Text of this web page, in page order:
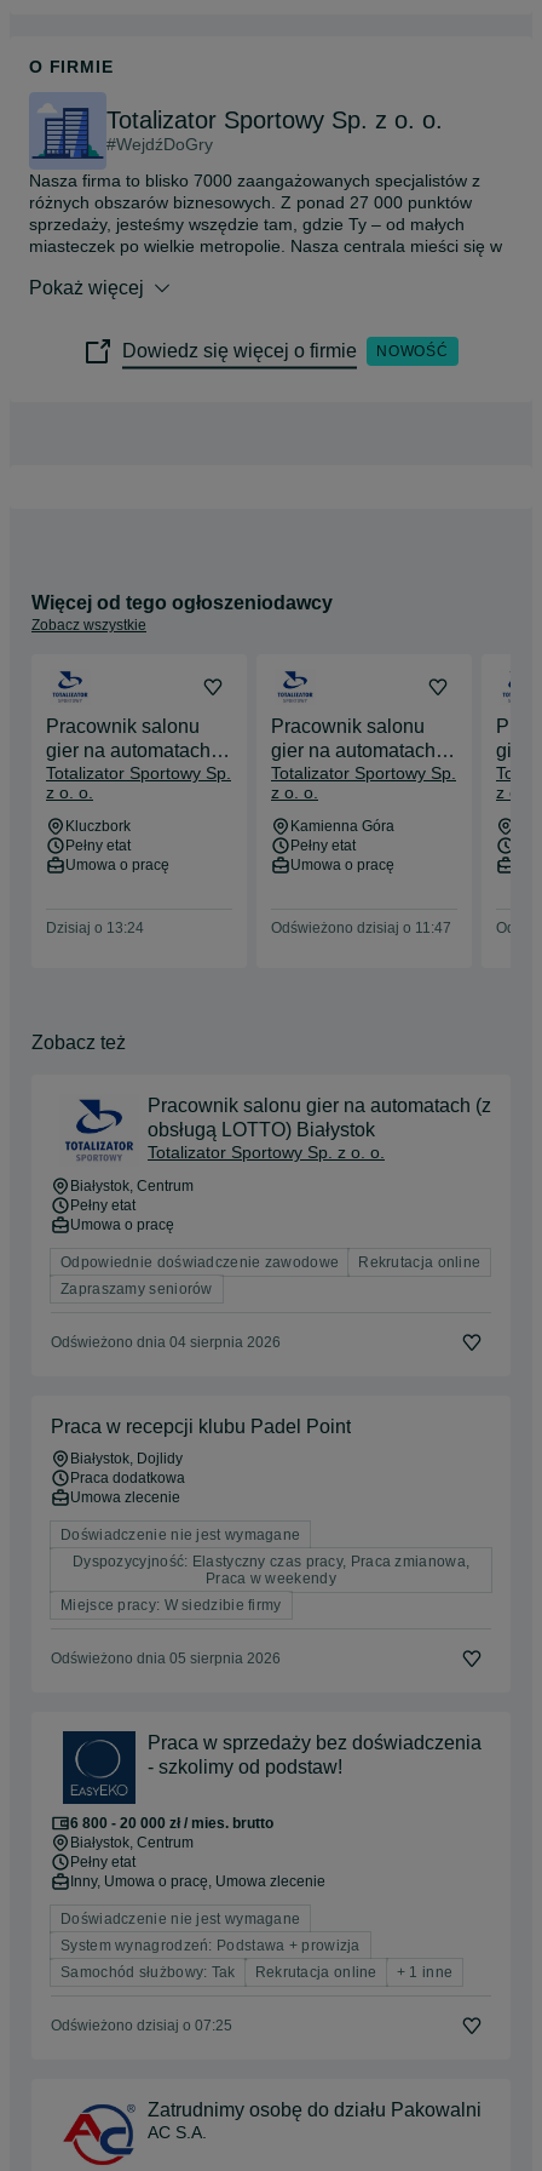
O FIRMIE
Totalizator Sportowy Sp. z o. o.
#WejdźDoGry
Nasza firma to blisko 7000 zaangażowanych specjalistów z
różnych obszarów biznesowych. Z ponad 27 000 punktów
sprzedaży, jesteśmy wszędzie tam, gdzie Ty – od małych
miasteczek po wielkie metropolie. Nasza centrala mieści się w
naszych oddziałów terenowych ulokowane są w każdym
Każdego dnia budujemy świat, w którym marzenia mogą się
Gramy dla sportu! Nasze logo zdobi koszulki sportowców,
których wspieramy w realizacji ich marzeń. Gramy dla kultury!
Znajdziesz nas na Zamku Królewskim, w Muzeum Narodowym.
otrzymały pomoc z rąk wolontariuszy dwóch naszych fundacji.
Jesteśmy w lasach, parkach i w schroniskach, działając na
rzecz środowiska i naszych małych, (najczęściej)
czworonożnych przyjaciół.
Dołącz do nas i pomóż spełniać marzenia!
Pokaż więcej
Dowiedz się więcej o firmie NOWOŚĆ
Więcej od tego ogłoszeniodawcy
Zobacz wszystkie
Pracownik salonu
gier na automatach (z
obsługą LOTTO)
Kluczbork
Totalizator Sportowy Sp.
z o. o.
Kluczbork
Pełny etat
Umowa o pracę
Dzisiaj o 13:24
Pracownik salonu
gier na automatach (z
obsługą LOTTO)
Kamienna Góra
Totalizator Sportowy Sp.
z o. o.
Kamienna Góra
Pełny etat
Umowa o pracę
Odświeżono dzisiaj o 11:47
gier
z o. o.
Zobacz też
Pracownik salonu gier na automatach (z
obsługą LOTTO) Białystok
Totalizator Sportowy Sp. z o. o.
Białystok, Centrum
Pełny etat
Umowa o pracę
Odpowiednie doświadczenie zawodowe
Rekrutacja online
Zapraszamy seniorów
Odświeżono dnia 04 sierpnia 2026
Praca w recepcji klubu Padel Point
Białystok, Dojlidy
Praca dodatkowa
Umowa zlecenie
Doświadczenie nie jest wymagane
Dyspozycyjność: Elastyczny czas pracy, Praca zmianowa,
Praca w weekendy
Miejsce pracy: W siedzibie firmy
Odświeżono dnia 05 sierpnia 2026
Praca w sprzedaży bez doświadczenia
- szkolimy od podstaw!
6 800 - 20 000 zł / mies. brutto
Białystok, Centrum
Pełny etat
Inny, Umowa o pracę, Umowa zlecenie
Doświadczenie nie jest wymagane
System wynagrodzeń: Podstawa + prowizja
Samochód służbowy: Tak
Rekrutacja online + 1 inne
Odświeżono dzisiaj o 07:25
Zatrudnimy osobę do działu Pakowalni
AC S.A.